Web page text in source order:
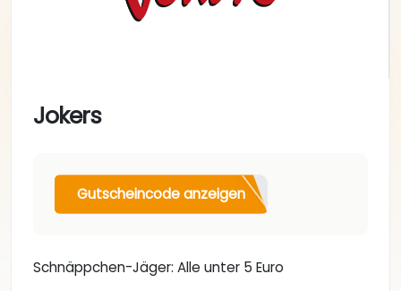
Jokers
Gutscheincode anzeigen
Schnäppchen-Jäger: Alle unter 5 Euro